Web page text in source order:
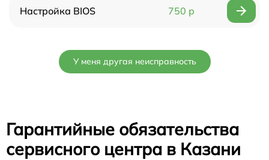
Настройка BIOS 750 р
У меня другая неисправность
Гарантийные обязательства
сервисного центра в Казани